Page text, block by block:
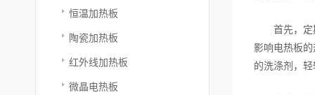
恒温加热板
陶瓷加热板
红外线加热板
微晶电热板
首先，定期
影响电热板
的洗涤剂，